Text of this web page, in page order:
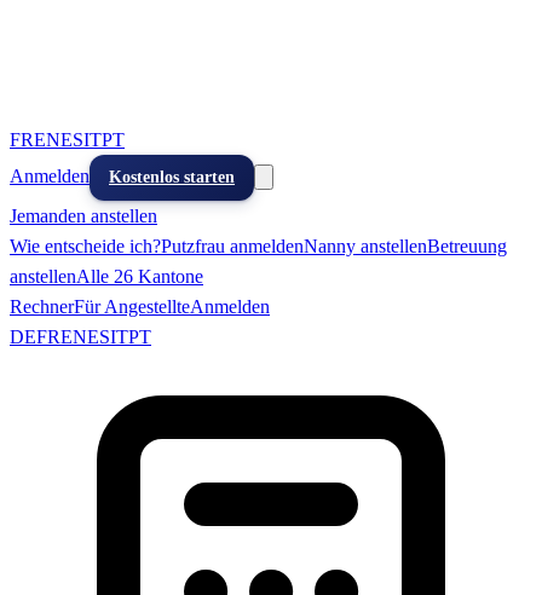
FRENESITPT
Anmelden
Kostenlos starten
Jemanden anstellen
Wie entscheide ich?Putzfrau anmeldenNanny anstellenBetreuung
anstellenAlle 26 Kantone
RechnerFür AngestellteAnmelden
DEFRENESITPT